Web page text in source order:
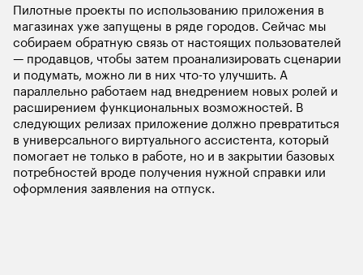
Пилотные проекты по использованию приложения в
магазинах уже запущены в ряде городов. Сейчас мы
собираем обратную связь от настоящих пользователей
— продавцов, чтобы затем проанализировать сценарии
и подумать, можно ли в них что-то улучшить. А
параллельно работаем над внедрением новых ролей и
расширением функциональных возможностей. В
следующих релизах приложение должно превратиться
в универсального виртуального ассистента, который
помогает не только в работе, но и в закрытии базовых
потребностей вроде получения нужной справки или
оформления заявления на отпуск.